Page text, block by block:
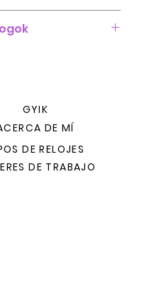
címen
GYIK
DE MÍ
DE RELOJES
DE TRABAJO